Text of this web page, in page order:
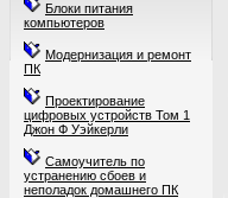
Блоки питания
компьютеров
Модернизация и ремонт
ПК
Проектирование
цифровых устройств Том 1
Джон Ф Уэйкерли
Самоучитель по
устранению сбоев и
неполадок домашнего ПК